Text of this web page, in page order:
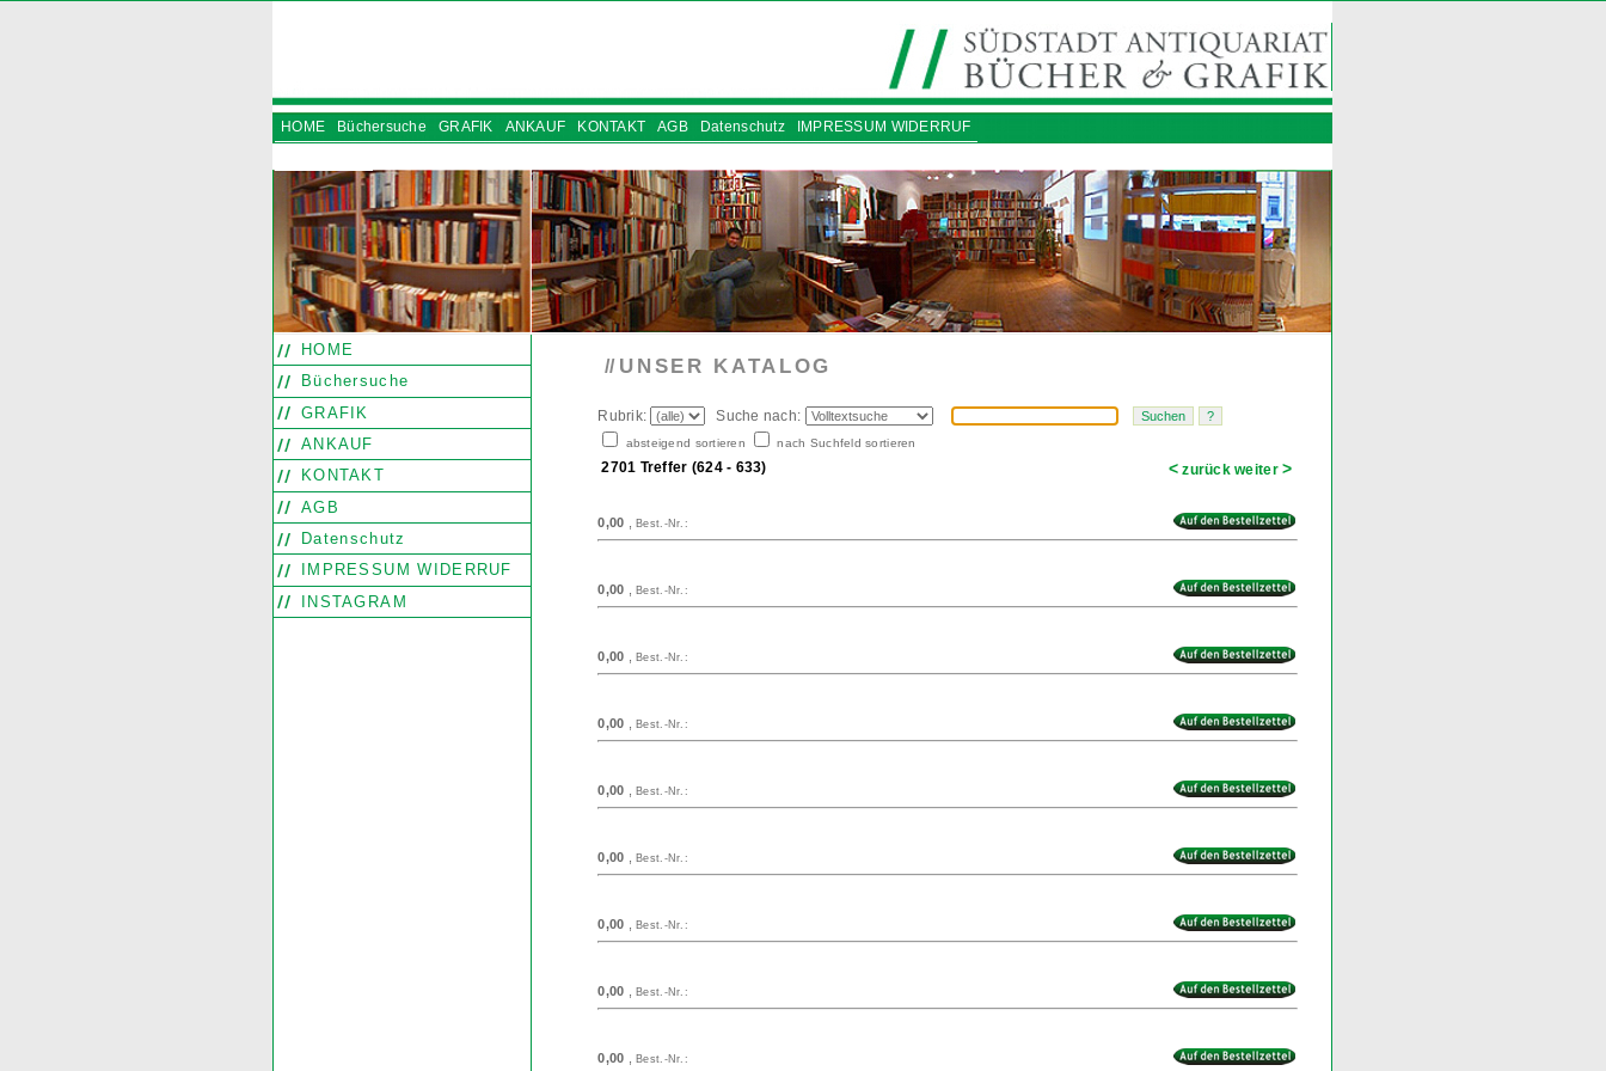
HOME Büchersuche GRAFIK ANKAUF KONTAKT AGB Datenschutz
IMPRESSUM WIDERRUF
HOME
Büchersuche
GRAFIK
ANKAUF
KONTAKT
AGB
Datenschutz
IMPRESSUM WIDERRUF
INSTAGRAM
// UNSER KATALOG
Rubrik: Suche nach:
absteigend sortieren nach Suchfeld sortieren
2701 Treffer (624 - 633) < zurück weiter>
0,00 ,Best.-Nr.:
0,00 ,Best.-Nr.:
0,00 ,Best.-Nr.:
0,00 ,Best.-Nr.:
0,00 ,Best.-Nr.:
0,00 ,Best.-Nr.:
0,00 ,Best.-Nr.:
0,00 ,Best.-Nr.:
0,00 ,Best.-Nr.: